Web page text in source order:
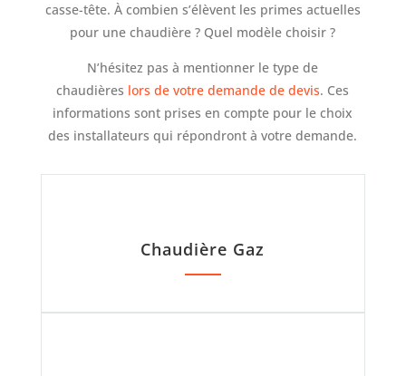
casse-tête. À combien s’élèvent les primes actuelles
pour une chaudière ? Quel modèle choisir ?
N’hésitez pas à mentionner le type de
chaudières lors de votre demande de devis. Ces
informations sont prises en compte pour le choix
des installateurs qui répondront à votre demande.
Chaudière Gaz